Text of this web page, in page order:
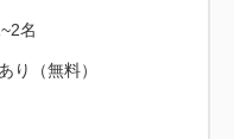
名
り（無料）